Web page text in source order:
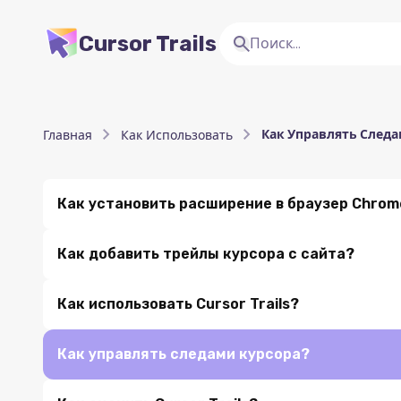
Cursor Trails
Главная Как Использовать Как Управлять
Как установить расширение в браузер
Как установить расширение в браузер Chrome?
Как добавить трейлы курсора с сайта?
Как добавить трейлы курсора с сайта?
Как использовать Cursor Trails?
Как использовать Cursor Trails?
Как управлять следами курсора?